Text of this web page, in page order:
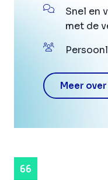
Snel en
met de
Meer